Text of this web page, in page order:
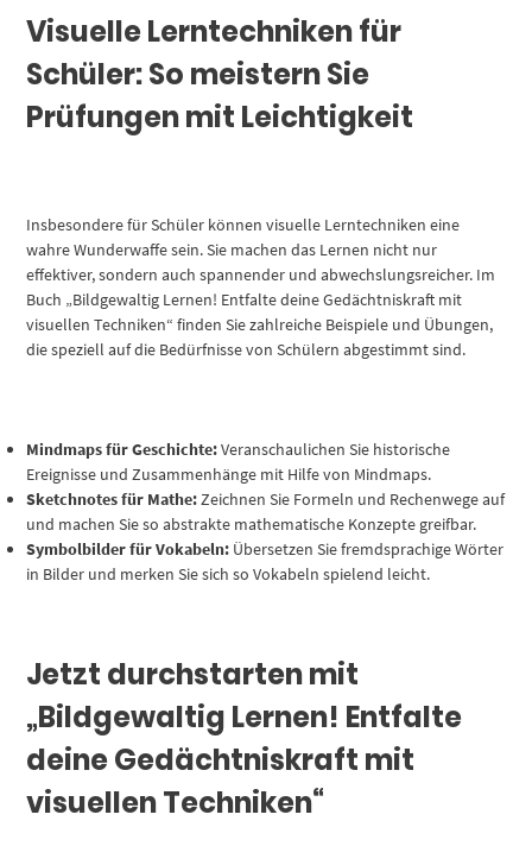
Visuelle Lerntechniken für
Schüler: So meistern Sie
Prüfungen mit Leichtigkeit
Insbesondere für Schüler können visuelle Lerntechniken eine
wahre Wunderwaffe sein. Sie machen das Lernen nicht nur
effektiver, sondern auch spannender und abwechslungsreicher. Im
Buch „Bildgewaltig Lernen! Entfalte deine Gedächtniskraft mit
visuellen Techniken“ finden Sie zahlreiche Beispiele und Übungen,
die speziell auf die Bedürfnisse von Schülern abgestimmt sind.
Mindmaps für Geschichte:Veranschaulichen Sie historische
Ereignisse und Zusammenhänge mit Hilfe von Mindmaps.
Sketchnotes für Mathe: Zeichnen Sie Formeln und Rechenwege auf
und machen Sie so abstrakte mathematische Konzepte greifbar.
Symbolbilder für Vokabeln: Übersetzen Sie fremdsprachige Wörter
in Bilder und merken Sie sich so Vokabeln spielend leicht.
Jetzt durchstarten mit
„Bildgewaltig Lernen! Entfalte
deine Gedächtniskraft mit
visuellen Techniken“